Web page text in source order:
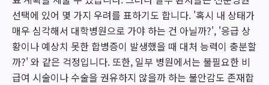
선택에 있어 몇 가지 우려를 표하기도 합니다. '혹시 내 상태가
매우 심각해서 대학병원으로 가야 하는 건 아닐까?', '응급 상
황이나 예상치 못한 합병증이 발생했을 때 대처 능력이 충분할
까?' 와 같은 걱정입니다. 또한, 일부 병원에서는 불필요한 비
급여 시술이나 수술을 권유하지 않을까 하는 불안감도 존재합